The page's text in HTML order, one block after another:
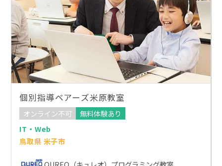
個別指導ベアーズ米原教室
オンライン不可
無料体験あり
IT・Web
鳥取県 米子市